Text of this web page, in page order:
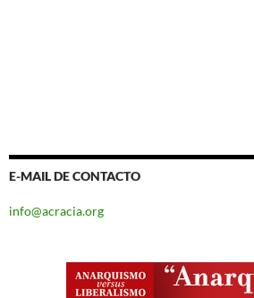
E-MAIL DE CONTACTO
info@acracia.org